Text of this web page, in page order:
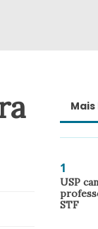
1
USP
STF